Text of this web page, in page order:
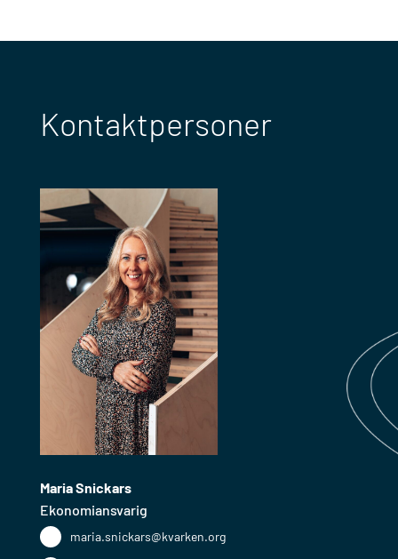
Kontaktpersoner
Maria Snickars
Ekonomiansvarig
maria.snickars@kvarken.org